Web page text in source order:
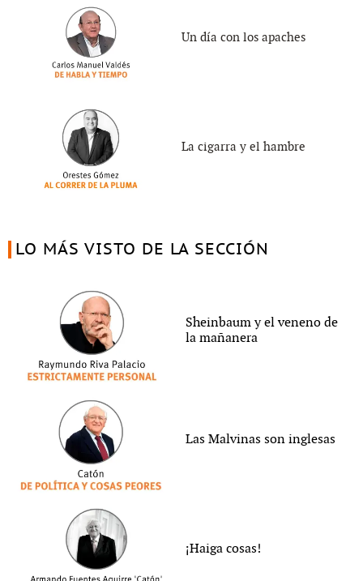
Un día con los apaches
La cigarra y el hambre
LO MÁS VISTO DE LA SECCIÓN
Sheinbaum y el veneno de
la mañanera
Las Malvinas son inglesas
¡Haiga cosas!